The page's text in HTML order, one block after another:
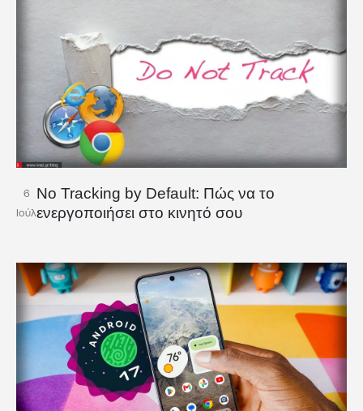
6
Ιούλ
No Tracking by Default: Πώς να το
ενεργοποιήσει στο κινητό σου